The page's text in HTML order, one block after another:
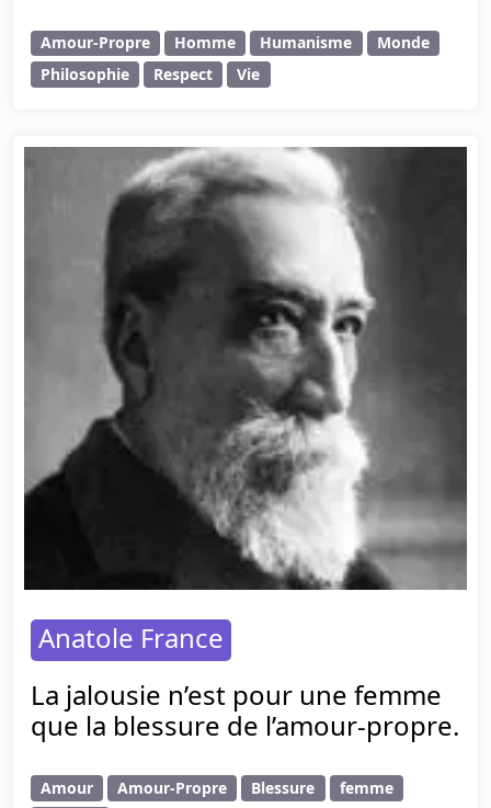
Amour-Propre Homme Humanisme
Monde
Philosophie
Respect Vie
Anatole France
La jalousie n’est pour une femme
que la blessure de l’amour-propre.
Amour Amour-Propre Blessure
femme